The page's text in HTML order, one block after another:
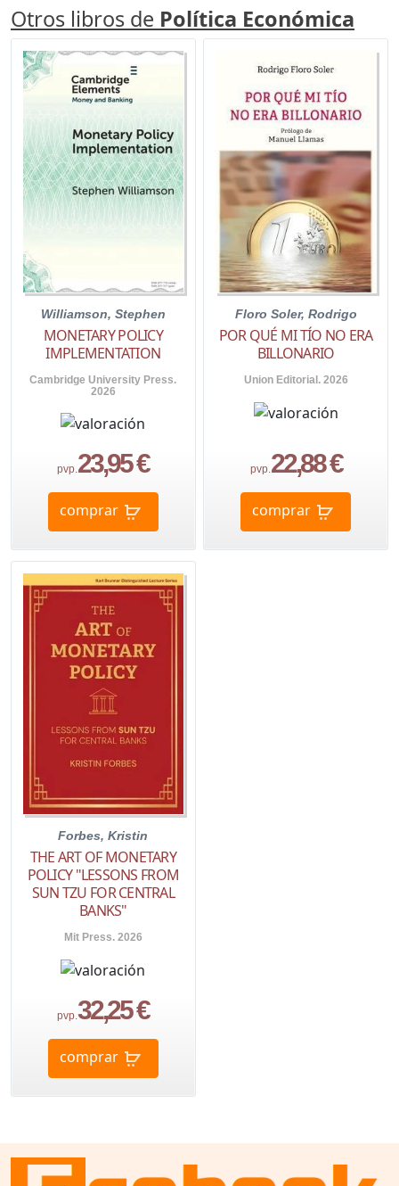
Otros libros de Política Económica
Williamson, Stephen
MONETARY POLICY
IMPLEMENTATION
Cambridge University Press.
2026
pvp.23,95 €
comprar
Floro Soler, Rodrigo
POR QUÉ MI TÍO NO ERA
BILLONARIO
Union Editorial. 2026
pvp.22,88 €
comprar
Forbes, Kristin
THE ART OF MONETARY
POLICY "LESSONS FROM
SUN TZU FOR CENTRAL
BANKS"
Mit Press. 2026
pvp.32,25 €
comprar